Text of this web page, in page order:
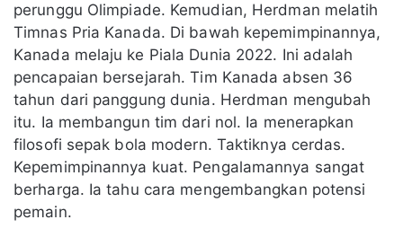
perunggu Olimpiade. Kemudian, Herdman melatih
Timnas Pria Kanada. Di bawah kepemimpinannya,
Kanada melaju ke Piala Dunia 2022. Ini adalah
pencapaian bersejarah. Tim Kanada absen 36
tahun dari panggung dunia. Herdman mengubah
itu. Ia membangun tim dari nol. Ia menerapkan
filosofi sepak bola modern. Taktiknya cerdas.
Kepemimpinannya kuat. Pengalamannya sangat
berharga. Ia tahu cara mengembangkan potensi
pemain.